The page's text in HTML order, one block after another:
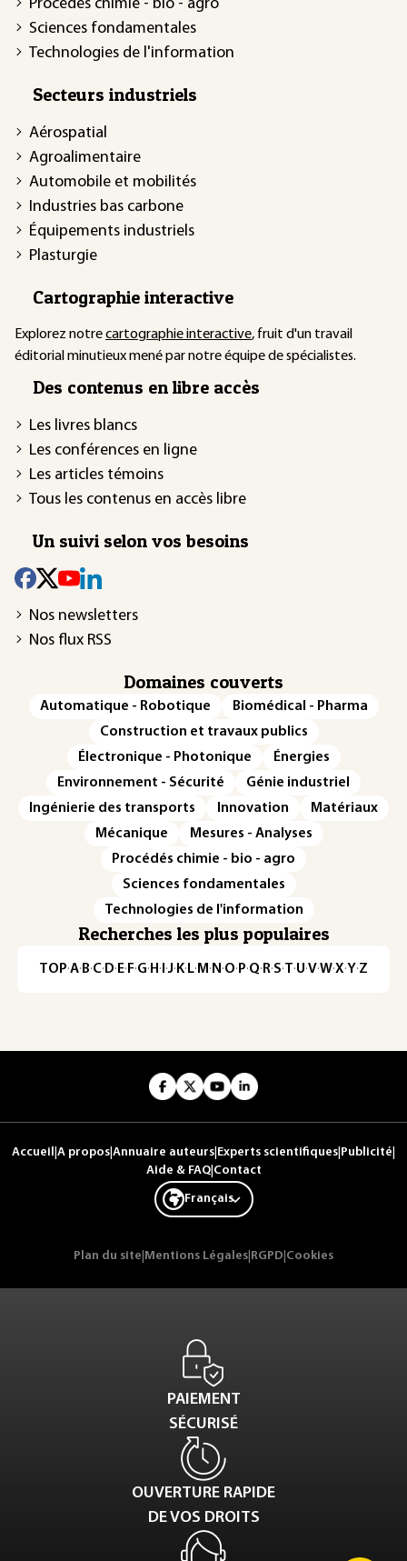
Procédés chimie - bio - agro
Sciences fondamentales
Technologies de l'information
Secteurs industriels
Aérospatial
Agroalimentaire
Automobile et mobilités
Industries bas carbone
Équipements industriels
Plasturgie
Cartographie interactive
Explorez notrecartographie interactive, fruit d'un travail
éditorial minutieux mené par notre équipe de spécialistes.
Des contenus en libre accès
Les livres blancs
Les conférences en ligne
Les articles témoins
Tous les contenus en accès libre
Un suivi selon vos besoins
Nos newsletters
Nos flux RSS
Domaines couverts
Automatique - Robotique
Biomédical - Pharma
Construction et travaux publics
Électronique - Photonique
Énergies
Environnement - Sécurité
Génie industriel
Ingénierie des transports
Innovation
Matériaux
Mécanique
Mesures - Analyses
Procédés chimie - bio - agro
Sciences fondamentales
Technologies de l'information
Recherches les plus populaires
TOP·A·B·C· D· E· F·G· H · ·J· K· L· M · N ·O· P·Q· R·S·T·U·V·W·X·Y·Z
Accueil A propos Annuaire auteurs Experts scientifiques Publicité
Aide & FAQ| Contact
Français
Plan du site Mentions Légales RGPD Cookies
PAIEMENT
SÉCURISÉ
OUVERTURE RAPIDE
DE VOS DROITS